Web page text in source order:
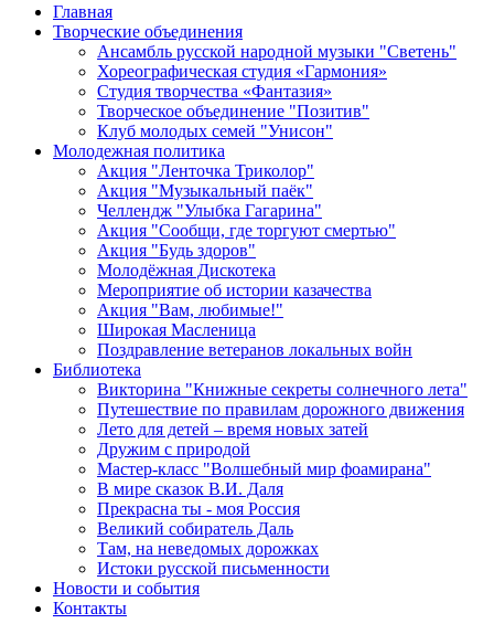
Главная
Творческие объединения
Ансамбль русской народной музыки "Светень"
Хореографическая студия «Гармония»
Студия творчества «Фантазия»
Творческое объединение "Позитив"
Клуб молодых семей "Унисон"
Молодежная политика
Акция "Ленточка Триколор"
Акция "Музыкальный паёк"
Челлендж "Улыбка Гагарина"
Акция "Сообщи, где торгуют смертью"
Акция "Будь здоров"
Молодёжная Дискотека
Мероприятие об истории казачества
Акция "Вам, любимые!"
Широкая Масленица
Поздравление ветеранов локальных войн
Библиотека
Викторина "Книжные секреты солнечного лета"
Путешествие по правилам дорожного движения
Лето для детей – время новых затей
Дружим с природой
Мастер-класс "Волшебный мир фоамирана"
В мире сказок В.И. Даля
Прекрасна ты - моя Россия
Великий собиратель Даль
Там, на неведомых дорожках
Истоки русской письменности
Новости и события
Контакты